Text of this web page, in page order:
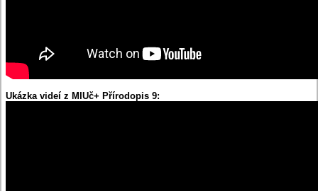
Ukázka videí z MIUč+ Přírodopis 9: